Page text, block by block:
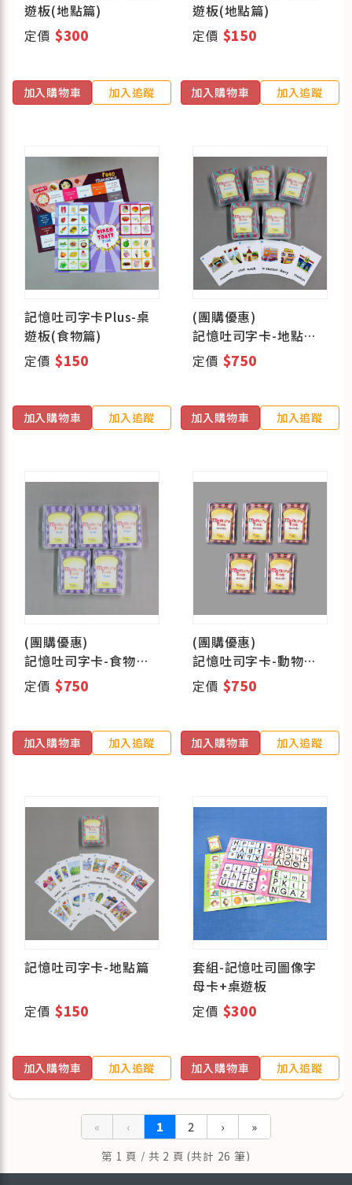
遊板(地點篇)
定價 $300
加入購物車 加入追蹤
遊板(地點篇)
定價 $150
加入購物車 加入追蹤
記憶吐司字卡Plus-桌
遊板(食物篇)
定價 $150
加入購物車 加入追蹤
(團購優惠)
記憶吐司字卡-地點篇
(五盒組)
定價 $750
加入購物車 加入追蹤
(團購優惠)
記憶吐司字卡-食物篇
(五盒組)
定價 $750
加入購物車 加入追蹤
(團購優惠)
記憶吐司字卡-動物篇
(五盒組)
定價 $750
加入購物車 加入追蹤
記憶吐司字卡-地點篇
定價 $150
加入購物車 加入追蹤
套組-記憶吐司圖像字
母卡+桌遊板
定價 $300
加入購物車 加入追蹤
« ‹ 1 2 › »
第 1 頁 / 共 2 頁 (共計 26 筆)